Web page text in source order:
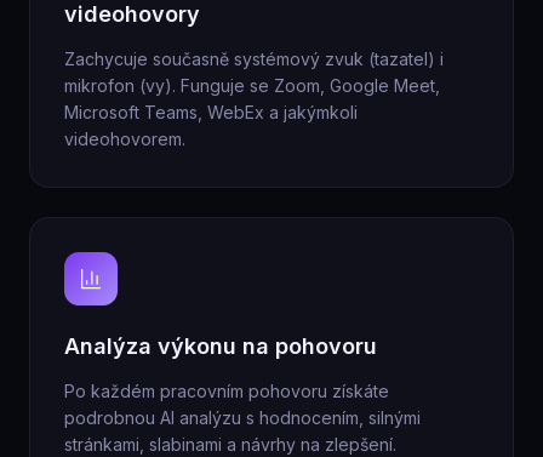
videohovory
Zachycuje současně systémový zvuk (tazatel) i
mikrofon (vy). Funguje se Zoom, Google Meet,
Microsoft Teams, WebEx a jakýmkoli
videohovorem.
Analýza výkonu na pohovoru
Po každém pracovním pohovoru získáte
podrobnou AI analýzu s hodnocením, silnými
stránkami, slabinami a návrhy na zlepšení.